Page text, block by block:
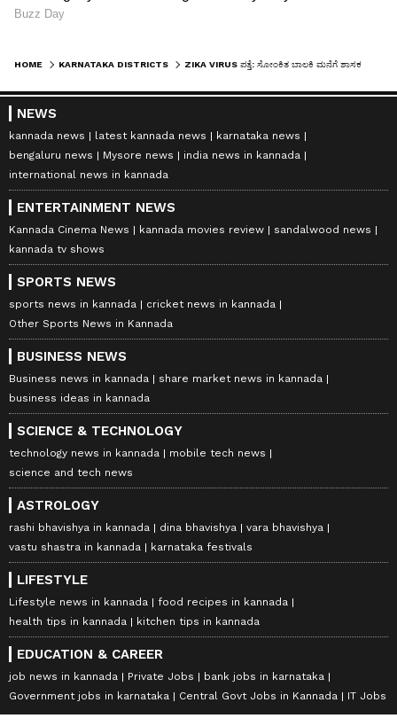
HOME KARNATAKA DISTRICTS
NEWS
kannada news latest kannada news
karnataka news
bengaluru news
Mysore news
india news in kannada
international news in kannada
ENTERTAINMENT NEWS
Kannada Cinema News kannada movies review
sandalwood news
kannada tv shows
SPORTS NEWS
sports news in kannada
cricket news in kannada
Other Sports News in Kannada
BUSINESS NEWS
Business news in kannada
share market news in kannada
business ideas in kannada
SCIENCE & TECHNOLOGY
technology news in kannada
mobile tech news
science and tech news
ASTROLOGY
rashi bhavishya in kannada dina bhavishya
vara bhavishya
vastu shastra in kannada
karnataka festivals
LIFESTYLE
Lifestyle news in kannada
food recipes in kannada
health tips in kannada
kitchen tips in kannada
EDUCATION & CAREER
job news in kannada Private Jobs
bank jobs in karnataka
Government jobs in karnataka
Central Govt Jobs in Kannada IT Jobs